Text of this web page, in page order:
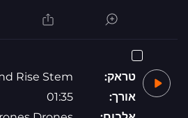
טראק:
Rise Stem
אורך:
01:35